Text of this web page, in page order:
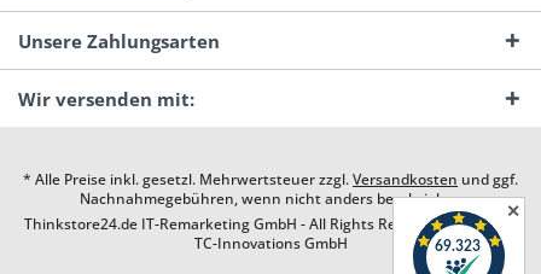
Unsere Zahlungsarten
Wir versenden mit:
* Alle Preise inkl. gesetzl. Mehrwertsteuer zzgl.Versandkosten und ggf.
Nachnahmegebühren, wenn nicht anders beschrieben
Thinkstore24.de IT-Remarketing GmbH - All Rights Reserved. Design by
TC-Innovations GmbH
✕